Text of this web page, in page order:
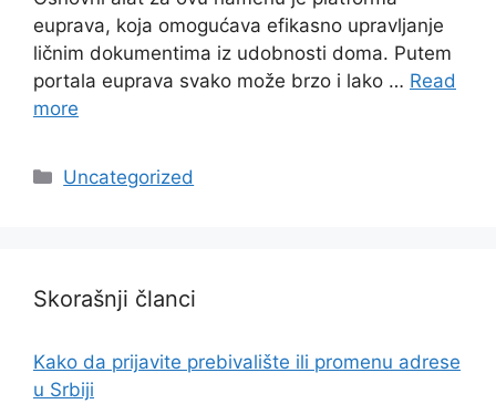
euprava, koja omogućava efikasno upravljanje
ličnim dokumentima iz udobnosti doma. Putem
portala euprava svako može brzo i lako … Read
more
Categories
Uncategorized
Skorašnji članci
Kako da prijavite prebivalište ili promenu adrese
u Srbiji